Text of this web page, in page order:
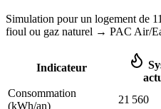
Simulation pour un logement de
fioul ou gaz naturel → PAC Air/
Indicateur
Consommation
(kWh/an)
21 560